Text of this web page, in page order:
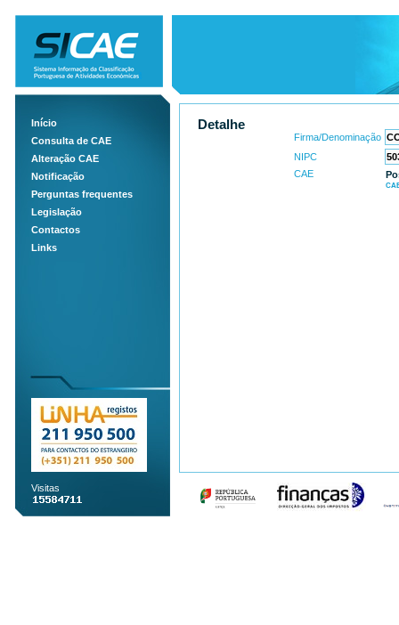
Início
Consulta de CAE
Alteração CAE
Notificação
Perguntas frequentes
Legislação
Contactos
Links
Visitas
Detalhe
Firma/Denominação
NIPC
CAE